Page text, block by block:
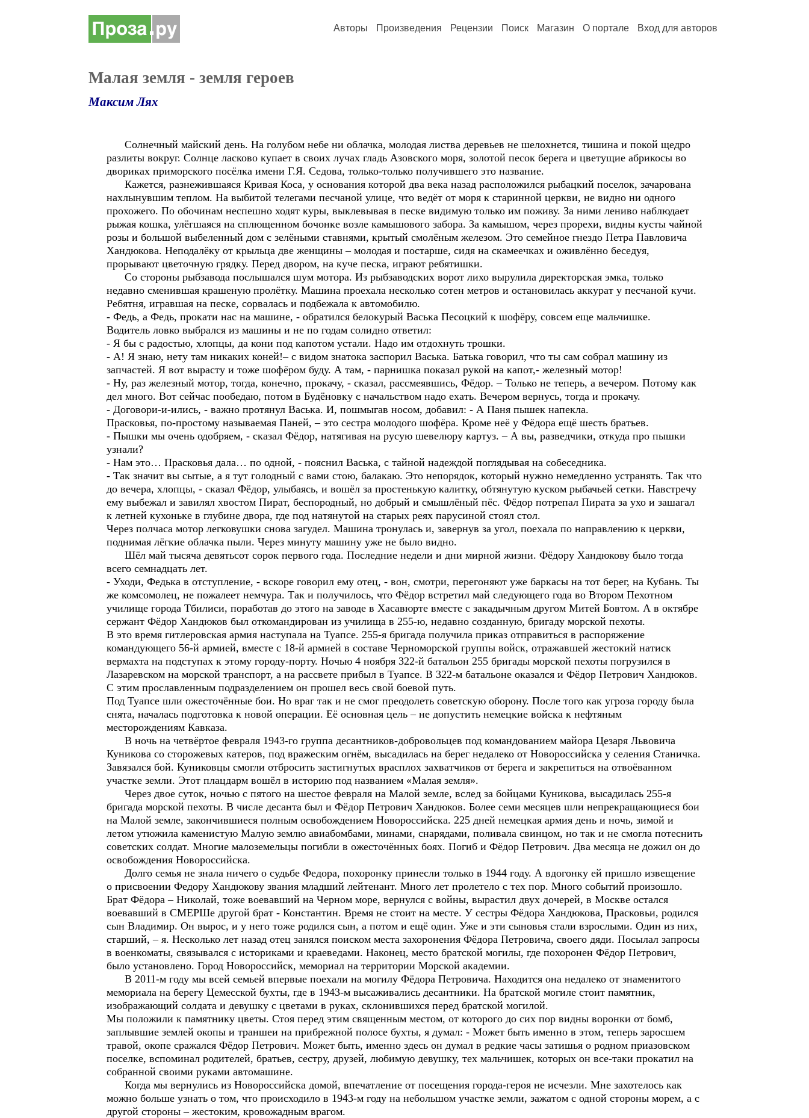
Авторы Произведения Рецензии Поиск Магазин О портале Вход для авторов
Малая земля - земля героев
Максим Лях
Солнечный майский день. На голубом небе ни облачка, молодая листва деревьев не шелохнется, тишина и покой щедро
разлиты вокруг. Солнце ласково купает в своих лучах гладь Азовского моря, золотой песок берега и цветущие абрикосы во
двориках приморского посёлка имени Г.Я. Седова, только-только получившего это название.
Кажется, разнежившаяся Кривая Коса, у основания которой два века назад расположился рыбацкий поселок, зачарована
нахлынувшим теплом. На выбитой телегами песчаной улице, что ведёт от моря к старинной церкви, не видно ни одного
прохожего. По обочинам неспешно ходят куры, выклевывая в песке видимую только им поживу. За ними лениво наблюдает
рыжая кошка, улёгшаяся на сплющенном бочонке возле камышового забора. За камышом, через прорехи, видны кусты чайной
розы и большой выбеленный дом с зелёными ставнями, крытый смолёным железом. Это семейное гнездо Петра Павловича
Хандюкова. Неподалёку от крыльца две женщины – молодая и постарше, сидя на скамеечках и оживлённо беседуя,
прорывают цветочную грядку. Перед двором, на куче песка, играют ребятишки.
Со стороны рыбзавода послышался шум мотора. Из рыбзаводских ворот лихо вырулила директорская эмка, только
недавно сменившая крашеную пролётку. Машина проехала несколько сотен метров и остановилась аккурат у песчаной кучи.
Ребятня, игравшая на песке, сорвалась и подбежала к автомобилю.
- Федь, а Федь, прокати нас на машине, - обратился белокурый Васька Песоцкий к шофёру, совсем еще мальчишке.
Водитель ловко выбрался из машины и не по годам солидно ответил:
- Я бы с радостью, хлопцы, да кони под капотом устали. Надо им отдохнуть трошки.
- А! Я знаю, нету там никаких коней!– с видом знатока заспорил Васька. Батька говорил, что ты сам собрал машину из
запчастей. Я вот вырасту и тоже шофёром буду. А там, - парнишка показал рукой на капот,- железный мотор!
- Ну, раз железный мотор, тогда, конечно, прокачу, - сказал, рассмеявшись, Фёдор. – Только не теперь, а вечером. Потому как
дел много. Вот сейчас пообедаю, потом в Будёновку с начальством надо ехать. Вечером вернусь, тогда и прокачу.
- Договори-и-ились, - важно протянул Васька. И, пошмыгав носом, добавил: - А Паня пышек напекла.
Прасковья, по-простому называемая Паней, – это сестра молодого шофёра. Кроме неё у Фёдора ещё шесть братьев.
- Пышки мы очень одобряем, - сказал Фёдор, натягивая на русую шевелюру картуз. – А вы, разведчики, откуда про пышки
узнали?
- Нам это… Прасковья дала… по одной, - пояснил Васька, с тайной надеждой поглядывая на собеседника.
- Так значит вы сытые, а я тут голодный с вами стою, балакаю. Это непорядок, который нужно немедленно устранять. Так что
до вечера, хлопцы, - сказал Фёдор, улыбаясь, и вошёл за простенькую калитку, обтянутую куском рыбачьей сетки. Навстречу
ему выбежал и завилял хвостом Пират, беспородный, но добрый и смышлёный пёс. Фёдор потрепал Пирата за ухо и зашагал
к летней кухоньке в глубине двора, где под натянутой на старых реях парусиной стоял стол.
Через полчаса мотор легковушки снова загудел. Машина тронулась и, завернув за угол, поехала по направлению к церкви,
поднимая лёгкие облачка пыли. Через минуту машину уже не было видно.
Шёл май тысяча девятьсот сорок первого года. Последние недели и дни мирной жизни. Фёдору Хандюкову было тогда
всего семнадцать лет.
- Уходи, Федька в отступление, - вскоре говорил ему отец, - вон, смотри, перегоняют уже баркасы на тот берег, на Кубань. Ты
же комсомолец, не пожалеет немчура. Так и получилось, что Фёдор встретил май следующего года во Втором Пехотном
училище города Тбилиси, поработав до этого на заводе в Хасавюрте вместе с закадычным другом Митей Бовтом. А в октябре
сержант Фёдор Хандюков был откомандирован из училища в 255-ю, недавно созданную, бригаду морской пехоты.
В это время гитлеровская армия наступала на Туапсе. 255-я бригада получила приказ отправиться в распоряжение
командующего 56-й армией, вместе с 18-й армией в составе Черноморской группы войск, отражавшей жестокий натиск
вермахта на подступах к этому городу-порту. Ночью 4 ноября 322-й батальон 255 бригады морской пехоты погрузился в
Лазаревском на морской транспорт, а на рассвете прибыл в Туапсе. В 322-м батальоне оказался и Фёдор Петрович Хандюков.
С этим прославленным подразделением он прошел весь свой боевой путь.
Под Туапсе шли ожесточённые бои. Но враг так и не смог преодолеть советскую оборону. После того как угроза городу была
снята, началась подготовка к новой операции. Её основная цель – не допустить немецкие войска к нефтяным
месторождениям Кавказа.
В ночь на четвёртое февраля 1943-го группа десантников-добровольцев под командованием майора Цезаря Львовича
Куникова со сторожевых катеров, под вражеским огнём, высадилась на берег недалеко от Новороссийска у селения Станичка.
Завязался бой. Куниковцы смогли отбросить застигнутых врасплох захватчиков от берега и закрепиться на отвоёванном
участке земли. Этот плацдарм вошёл в историю под названием «Малая земля».
Через двое суток, ночью с пятого на шестое февраля на Малой земле, вслед за бойцами Куникова, высадилась 255-я
бригада морской пехоты. В числе десанта был и Фёдор Петрович Хандюков. Более семи месяцев шли непрекращающиеся бои
на Малой земле, закончившиеся полным освобождением Новороссийска. 225 дней немецкая армия день и ночь, зимой и
летом утюжила каменистую Малую землю авиабомбами, минами, снарядами, поливала свинцом, но так и не смогла потеснить
советских солдат. Многие малоземельцы погибли в ожесточённых боях. Погиб и Фёдор Петрович. Два месяца не дожил он до
освобождения Новороссийска.
Долго семья не знала ничего о судьбе Федора, похоронку принесли только в 1944 году. А вдогонку ей пришло извещение
о присвоении Федору Хандюкову звания младший лейтенант. Много лет пролетело с тех пор. Много событий произошло.
Брат Фёдора – Николай, тоже воевавший на Черном море, вернулся с войны, вырастил двух дочерей, в Москве остался
воевавший в СМЕРШе другой брат - Константин. Время не стоит на месте. У сестры Фёдора Хандюкова, Прасковьи, родился
сын Владимир. Он вырос, и у него тоже родился сын, а потом и ещё один. Уже и эти сыновья стали взрослыми. Один из них,
старший, – я. Несколько лет назад отец занялся поиском места захоронения Фёдора Петровича, своего дяди. Посылал запросы
в военкоматы, связывался с историками и краеведами. Наконец, место братской могилы, где похоронен Фёдор Петрович,
было установлено. Город Новороссийск, мемориал на территории Морской академии.
В 2011-м году мы всей семьей впервые поехали на могилу Фёдора Петровича. Находится она недалеко от знаменитого
мемориала на берегу Цемесской бухты, где в 1943-м высаживались десантники. На братской могиле стоит памятник,
изображающий солдата и девушку с цветами в руках, склонившихся перед братской могилой.
Мы положили к памятнику цветы. Стоя перед этим священным местом, от которого до сих пор видны воронки от бомб,
заплывшие землей окопы и траншеи на прибрежной полосе бухты, я думал: - Может быть именно в этом, теперь заросшем
травой, окопе сражался Фёдор Петрович. Может быть, именно здесь он думал в редкие часы затишья о родном приазовском
поселке, вспоминал родителей, братьев, сестру, друзей, любимую девушку, тех мальчишек, которых он все-таки прокатил на
собранной своими руками автомашине.
Когда мы вернулись из Новороссийска домой, впечатление от посещения города-героя не исчезли. Мне захотелось как
можно больше узнать о том, что происходило в 1943-м году на небольшом участке земли, зажатом с одной стороны морем, а с
другой стороны – жестоким, кровожадным врагом.